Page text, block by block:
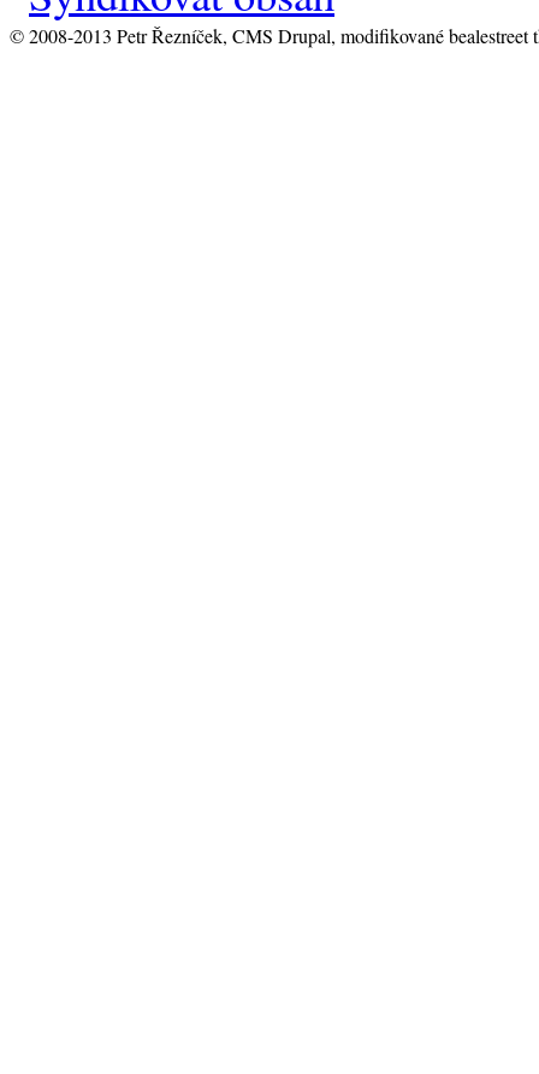
© 2008-2013 Petr Řezníček, CMS Drupal, modifikované bealestreet